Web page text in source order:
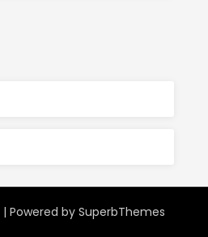
| Powered by SuperbThemes